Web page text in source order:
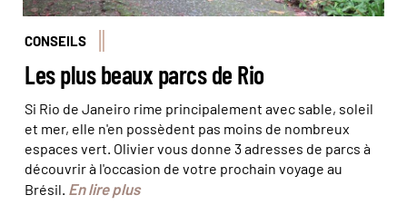
CONSEILS
Les plus beaux parcs de Rio
Si Rio de Janeiro rime principalement avec sable, soleil
et mer, elle n'en possèdent pas moins de nombreux
espaces vert. Olivier vous donne 3 adresses de parcs à
découvrir à l'occasion de votre prochain voyage au
Brésil. En lire plus